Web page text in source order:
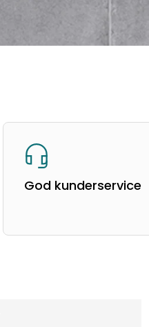
God kunderservice